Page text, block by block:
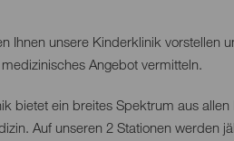
Ihnen unsere Kinderklinik vorstellen
Angebot vermitteln.
bietet ein breites Spektrum aus
Auf unseren 2 Stationen werden